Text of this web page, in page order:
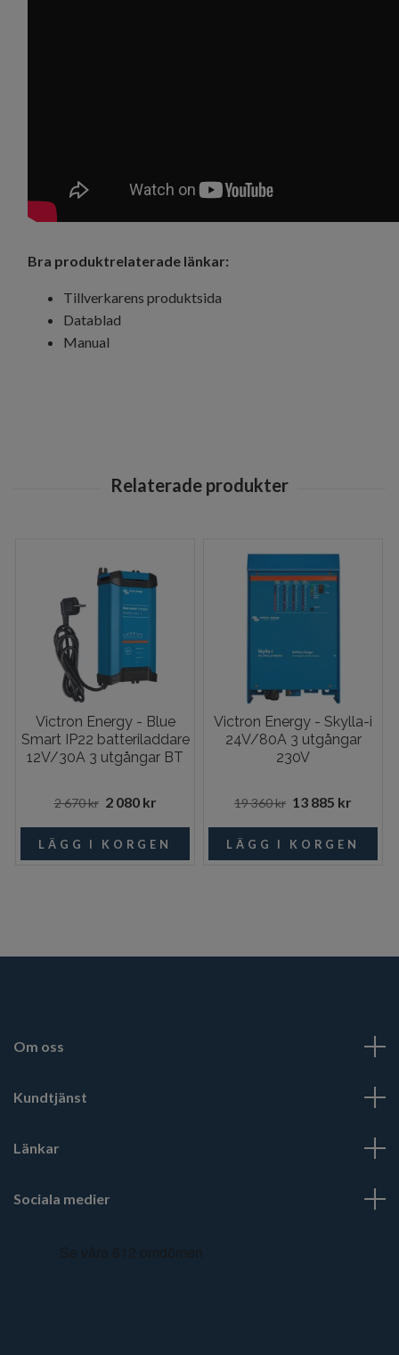
Bra produktrelaterade länkar:
Tillverkarens produktsida
Datablad
Manual
Victron Energy - Blue
Smart IP22 batteriladdare
12V/30A 3 utgångar BT
2 670 kr 2 080 kr
Victron Energy - Skylla-i
24V/80A 3 utgångar
230V
19 360 kr 13 885 kr
Om oss
Kundtjänst
Länkar
Sociala medier